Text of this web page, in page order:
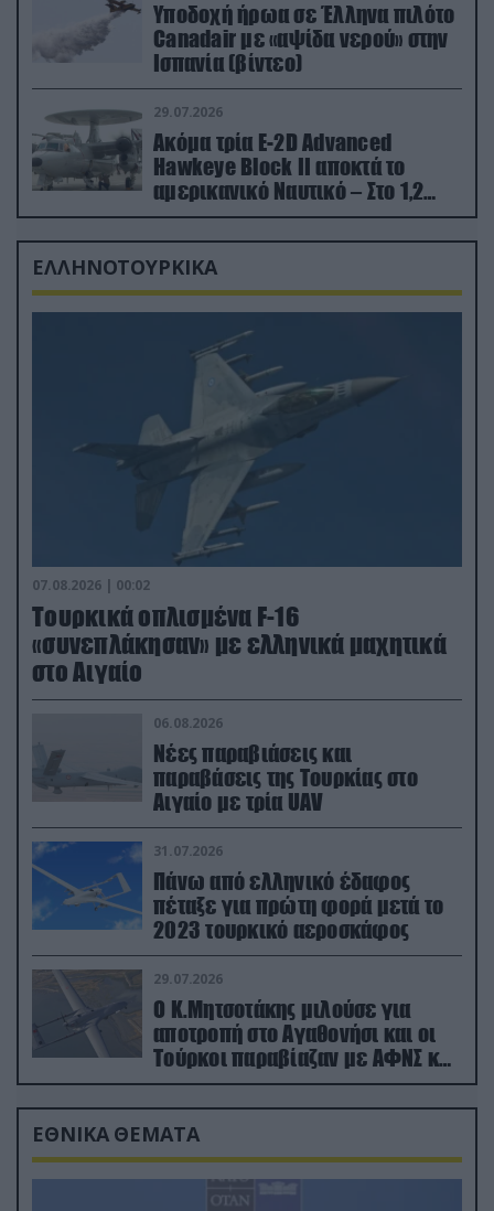
Υποδοχή ήρωα σε Έλληνα πιλότο
Canadair με «αψίδα νερού» στην
Ισπανία (βίντεο)
29.07.2026
Ακόμα τρία E-2D Advanced
Hawkeye Block II αποκτά το
αμερικανικό Ναυτικό – Στο 1,2
δισ.δολάρια το κόστος
ΕΛΛΗΝΟΤΟΥΡΚΙΚΑ
07.08.2026 | 00:02
Τουρκικά οπλισμένα F-16
«συνεπλάκησαν» με ελληνικά μαχητικά
στο Αιγαίο
06.08.2026
Νέες παραβιάσεις και
παραβάσεις της Τουρκίας στο
Αιγαίο με τρία UAV
31.07.2026
Πάνω από ελληνικό έδαφος
πέταξε για πρώτη φορά μετά το
2023 τουρκικό αεροσκάφος
29.07.2026
Ο Κ.Μητσοτάκης μιλούσε για
αποτροπή στο Αγαθονήσι και οι
Τούρκοι παραβίαζαν με ΑΦΝΣ και
drone
ΕΘΝΙΚΑ ΘΕΜΑΤΑ